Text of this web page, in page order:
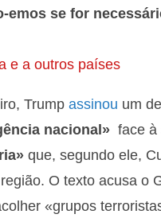
emos se for
e a outros países
Trump assinou um
nacional» face à
que, segundo ele,
O texto acusa o
«grupos